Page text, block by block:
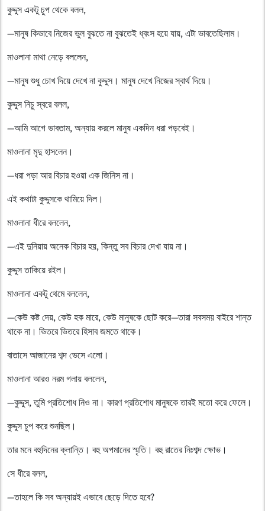
কুদ্দুস একটু চুপ থেকে বলল,
—মানুষ কিভাবে নিজের ভুল বুঝতে না বুঝতেই ধ্বংস হয়ে যায়, এটা ভাবতেছিলাম।
মাওলানা মাথা নেড়ে বললেন,
—মানুষ শুধু চোখ দিয়ে দেখে না কুদ্দুস। মানুষ দেখে নিজের স্বার্থ দিয়ে।
কুদ্দুস নিচু স্বরে বলল,
—আমি আগে ভাবতাম, অন্যায় করলে মানুষ একদিন ধরা পড়বেই।
মাওলানা মৃদু হাসলেন।
—ধরা পড়া আর বিচার হওয়া এক জিনিস না।
এই কথাটা কুদ্দুসকে থামিয়ে দিল।
মাওলানা ধীরে বললেন,
—এই দুনিয়ায় অনেক বিচার হয়, কিন্তু সব বিচার দেখা যায় না।
কুদ্দুস তাকিয়ে রইল।
মাওলানা একটু থেমে বললেন,
—কেউ কষ্ট দেয়, কেউ হক মারে, কেউ মানুষকে ছোট করে—তারা সবসময় বাইরে শান্ত
থাকে না। ভিতরে ভিতরে হিসাব জমতে থাকে।
বাতাসে আজানের শব্দ ভেসে এলো।
মাওলানা আরও নরম গলায় বললেন,
—কুদ্দুস, তুমি প্রতিশোধ নিও না। কারণ প্রতিশোধ মানুষকে তারই মতো করে ফেলে।
কুদ্দুস চুপ করে শুনছিল।
তার মনে বহুদিনের ক্লান্তি। বহু অপমানের স্মৃতি। বহু রাতের নিঃশব্দ ক্ষোভ।
সে ধীরে বলল,
—তাহলে কি সব অন্যায়ই এভাবে ছেড়ে দিতে হবে?